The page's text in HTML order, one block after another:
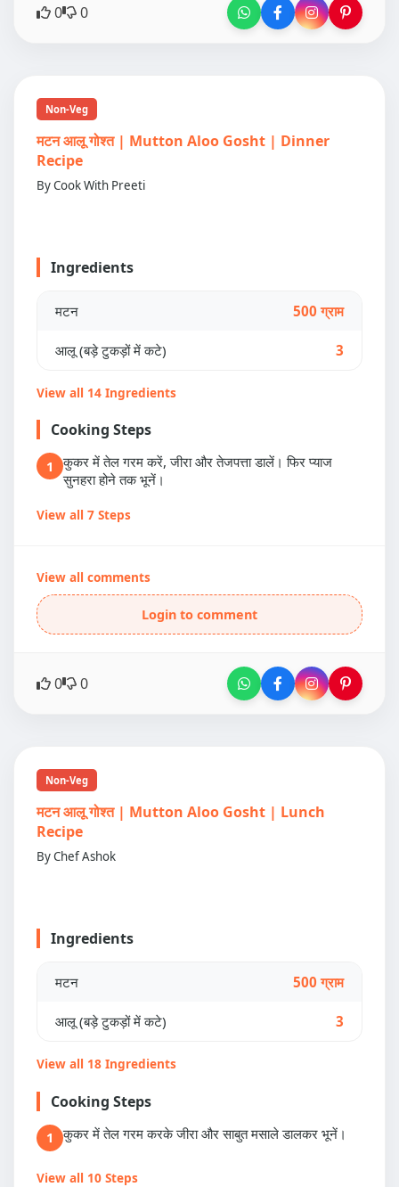
0 0
Non-Veg
मटन आलू गोश्त | Mutton Aloo Gosht | Dinner
Recipe
By Cook With Preeti
Ingredients
मटन 500 ग्राम
आलू (बड़े टुकड़ों में कटे) 3
View all 14 Ingredients
Cooking Steps
1
कुकर में तेल गरम करें, जीरा और तेजपत्ता डालें। फिर प्याज
सुनहरा होने तक भूनें।
View all 7 Steps
View all comments
Login to comment
0 0
Non-Veg
मटन आलू गोश्त | Mutton Aloo Gosht | Lunch
Recipe
By Chef Ashok
Ingredients
मटन 500 ग्राम
आलू (बड़े टुकड़ों में कटे) 3
View all 18 Ingredients
Cooking Steps
1 कुकर में तेल गरम करके जीरा और साबुत मसाले डालकर भूनें।
View all 10 Steps